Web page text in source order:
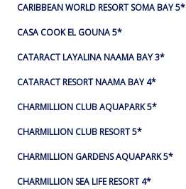
CARIBBEAN WORLD RESORT SOMA BAY 5*
CASA COOK EL GOUNA 5*
CATARACT LAYALINA NAAMA BAY 3*
CATARACT RESORT NAAMA BAY 4*
CHARMILLION CLUB AQUAPARK 5*
CHARMILLION CLUB RESORT 5*
CHARMILLION GARDENS AQUAPARK 5*
CHARMILLION SEA LIFE RESORT 4*